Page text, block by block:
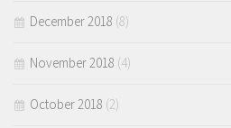
December 2018 (8)
November 2018 (4)
October 2018 (2)